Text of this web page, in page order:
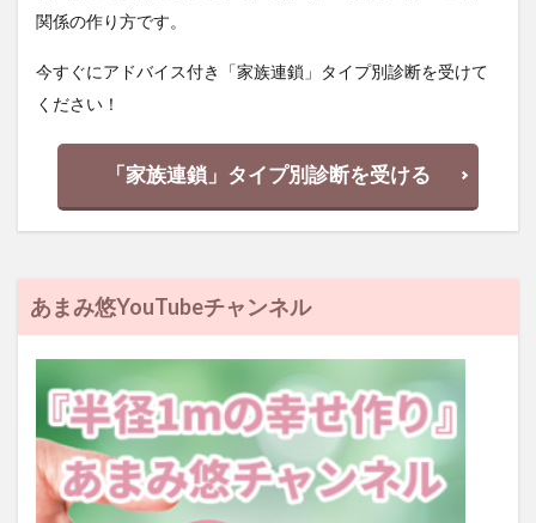
関係の作り方です。
今すぐにアドバイス付き「家族連鎖」タイプ別診断を受けて
ください！
「家族連鎖」タイプ別診断を受ける
あまみ悠YouTubeチャンネル